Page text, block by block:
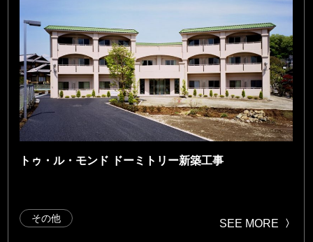
トゥ・ル・モンド ドーミトリー新築工事
その他 SEE MORE